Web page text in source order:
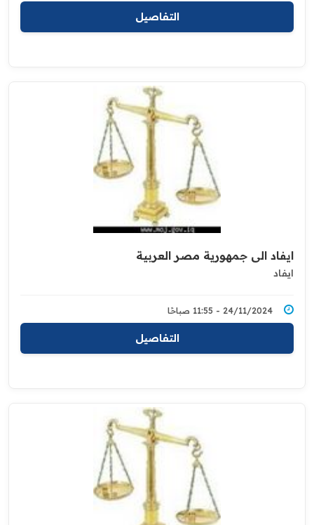
التفاصيل
ايفاد الى جمهورية مصر العربية
ايفاد
24/11/2024 - 11:55 صباحًا
التفاصيل